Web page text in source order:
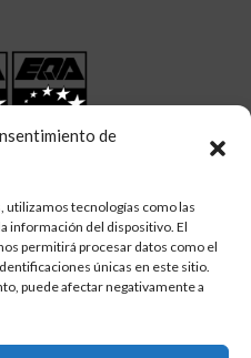
de
tecnologías como las
información del dispositivo. El
permitirá procesar datos como el
únicas en este sitio.
puede afectar negativamente a